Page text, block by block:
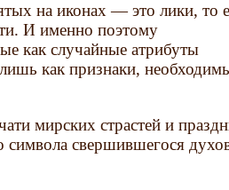
на иконах — это лики, то
И именно поэтому
как случайные атрибуты
как признаки,
мирских страстей и
символа свершившегося